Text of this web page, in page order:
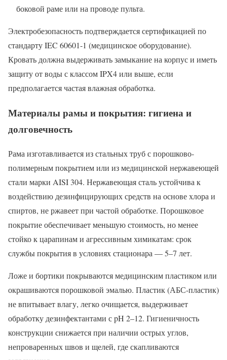
боковой раме или на проводе пульта.
Электробезопасность подтверждается сертификацией по
стандарту IEC 60601-1 (медицинское оборудование).
Кровать должна выдерживать замыкание на корпус и иметь
защиту от воды с классом IPX4 или выше, если
предполагается частая влажная обработка.
Материалы рамы и покрытия: гигиена и
долговечность
Рама изготавливается из стальных труб с порошково-
полимерным покрытием или из медицинской нержавеющей
стали марки AISI 304. Нержавеющая сталь устойчива к
воздействию дезинфицирующих средств на основе хлора и
спиртов, не ржавеет при частой обработке. Порошковое
покрытие обеспечивает меньшую стоимость, но менее
стойко к царапинам и агрессивным химикатам: срок
службы покрытия в условиях стационара — 5–7 лет.
Ложе и бортики покрываются медицинским пластиком или
окрашиваются порошковой эмалью. Пластик (АБС-пластик)
не впитывает влагу, легко очищается, выдерживает
обработку дезинфектантами с pH 2–12. Гигиеничность
конструкции снижается при наличии острых углов,
непроваренных швов и щелей, где скапливаются